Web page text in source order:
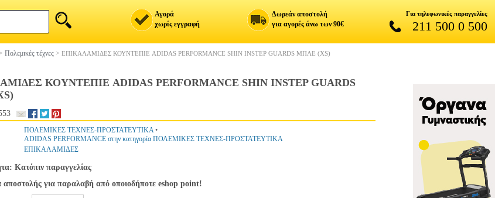
Αγορά
χωρίς εγγραφή
Δωρεάν αποστολή
για αγορές άνω των 90€
Για τηλεφωνικές παραγγελίες
211 500 0 500
> Πολεμικές τέχνες > ΕΠΙΚΑΛΑΜΙΔΕΣ ΚΟΥΝΤΕΠΙΕ ADIDAS PERFORMANCE SHIN INSTEP GUARDS ΜΠΛΕ (XS)
ΚΟΥΝΤΕΠΙΕ ADIDAS PERFORMANCE SHIN INSTEP GUARDS
ΠΟΛΕΜΙΚΕΣ ΤΕΧΝΕΣ-ΠΡΟΣΤΑΤΕΥΤΙΚΑ•
ADIDAS PERFORMANCE στην κατηγορία ΠΟΛΕΜΙΚΕΣ ΤΕΧΝΕΣ-ΠΡΟΣΤΑΤΕΥΤΙΚΑ
ΕΠΙΚΑΛΑΜΙΔΕΣ
Κατόπιν παραγγελίας
αποστολής για παραλαβή από οποιοδήποτε eshop point!